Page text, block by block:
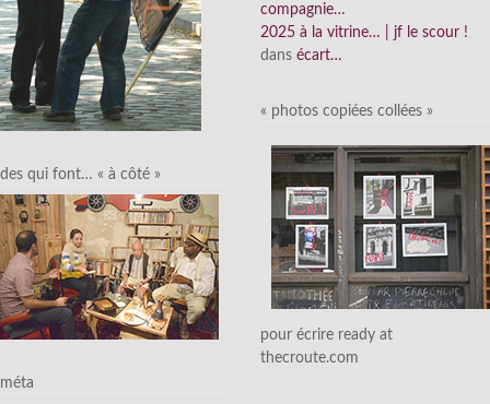
des qui font… « à côté »
méta
compagnie…
2025 à la vitrine… | jf le scour !
dans écart…
« photos copiées collées »
pour écrire ready at
thecroute.com